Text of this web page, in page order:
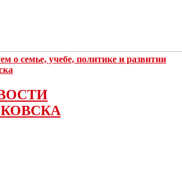
о семье, учебе, политике и развитии